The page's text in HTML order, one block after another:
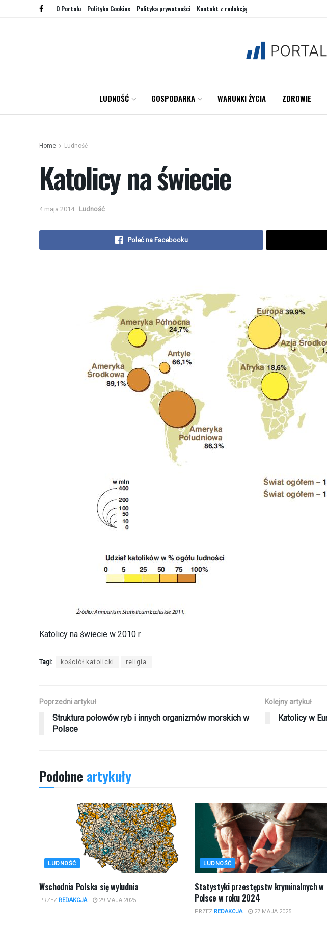
O Portalu Polityka Cookies Polityka prywatności Kontakt z redakcją
LUDNOŚĆ GOSPODARKA WARUNKI ŻYCIA ZDROWIE
Home Ludność
Katolicy na świecie
4 maja 2014 Ludność
Poleć na Facebooku
Katolicy na świecie w 2010 r.
Tagi: kościół katolicki religia
Poprzedni artykuł
Struktura połowów ryb i innych organizmów morskich w
Polsce
Kolejny artykuł
Katolicy w
Podobne artykuły
LUDNOŚĆ
Wschodnia Polska się wyludnia
PRZEZ REDAKCJA 29 MAJA 2025
LUDNOŚĆ
Statystyki przestępstw kryminalnych w
Polsce w roku 2024
PRZEZ REDAKCJA 27 MAJA 2025